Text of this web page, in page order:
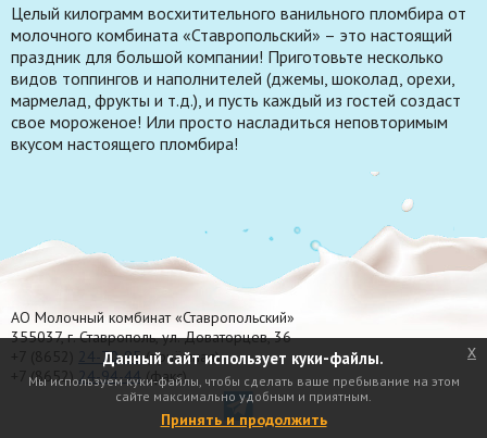
Целый килограмм восхитительного ванильного пломбира от
молочного комбината «Ставропольский» – это настоящий
праздник для большой компании! Приготовьте несколько
видов топпингов и наполнителей (джемы, шоколад, орехи,
мармелад, фрукты и т.д.), и пусть каждый из гостей создаст
свое мороженое! Или просто насладиться неповторимым
вкусом настоящего пломбира!
АО Молочный комбинат «Ставропольский»
355037, г. Ставрополь, ул. Доваторцев, 36
24-70-95(приёмная)
+7 (8652) 24-94-44(факс)
Данный сайт использует куки-файлы.
Мы используем куки-файлы, чтобы сделать ваше пребывание на этом
сайте максимально удобным и приятным.
Принять и продолжить
x